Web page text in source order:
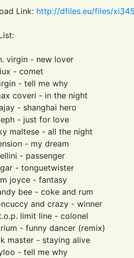
Link: http://dfiles.eu/files/
virgin - new lover
- comet
- tell me why
coveri - in the night
- shanghai hero
- just for love
maltese - all the night
- my dream
- passenger
- tonguetwister
joyce - fantasy
bee - coke and rum
and crazy - winner
limit line - colonel
- funny dancer (remix)
master - staying alive
- tell me why